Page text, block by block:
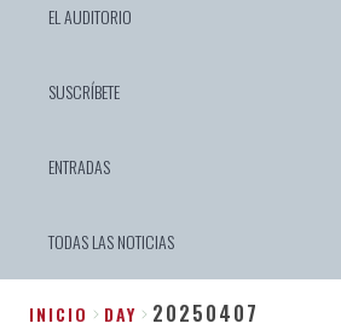
EL AUDITORIO
SUSCRÍBETE
ENTRADAS
TODAS LAS NOTICIAS
INICIO DAY 20250407